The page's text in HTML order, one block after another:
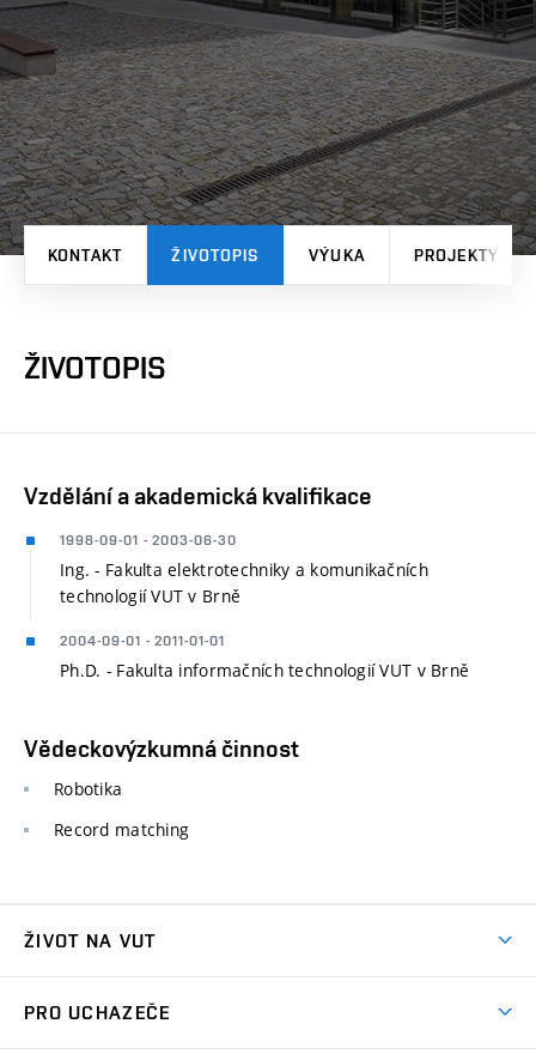
KONTAKT ŽIVOTOPIS VÝUKA PROJEKTY
ŽIVOTOPIS
Vzdělání a akademická kvalifikace
1998-09-01 - 2003-06-30
Ing. - Fakulta elektrotechniky a komunikačních
technologií VUT v Brně
2004-09-01 - 2011-01-01
Ph.D. - Fakulta informačních technologií VUT v Brně
Vědeckovýzkumná činnost
Robotika
Record matching
ŽIVOT NA VUT
PRO UCHAZEČE